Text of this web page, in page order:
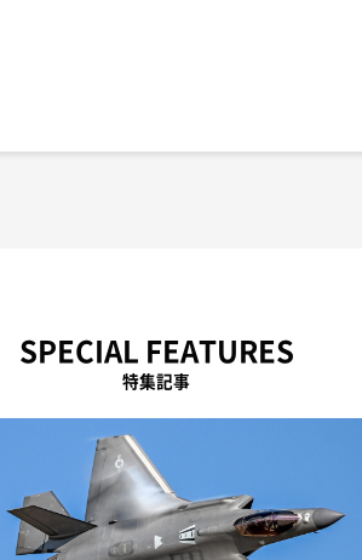
SPECIAL FEATURES
特集記事